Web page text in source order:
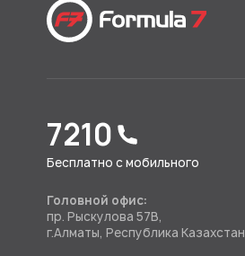
7210
Бесплатно с мобильного
Головной офис:
пр. Рыскулова 57В,
г.Алматы, Республика Казахстан